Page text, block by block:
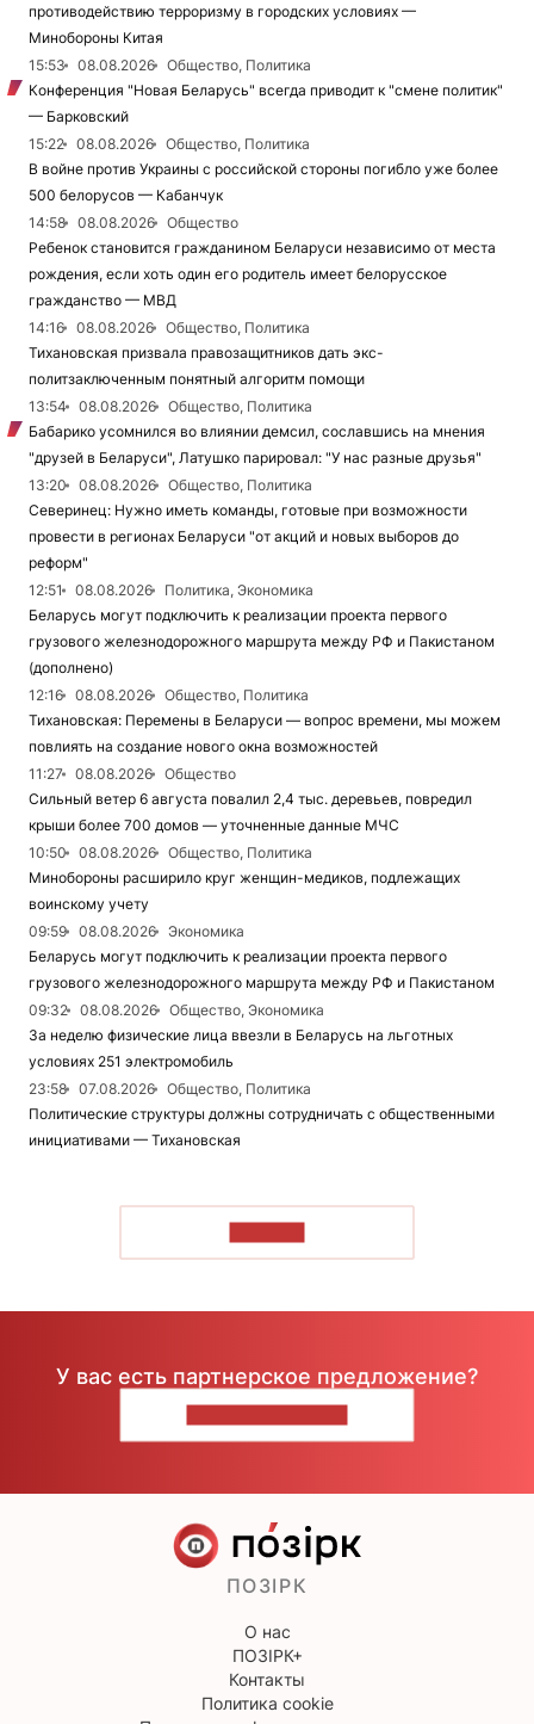
противодействию терроризму в городских условиях —
Минобороны Китая
15:53
08.08.2026
Общество, Политика
Конференция "Новая Беларусь" всегда приводит к "смене политик"
— Барковский
15:22
08.08.2026
Общество, Политика
В войне против Украины с российской стороны погибло уже более
500 белорусов — Кабанчук
14:58
08.08.2026
Общество
Ребенок становится гражданином Беларуси независимо от места
рождения, если хоть один его родитель имеет белорусское
гражданство — МВД
14:16
08.08.2026
Общество, Политика
Тихановская призвала правозащитников дать экс-
политзаключенным понятный алгоритм помощи
13:54
08.08.2026
Общество, Политика
Бабарико усомнился во влиянии демсил, сославшись на мнения
"друзей в Беларуси", Латушко парировал: "У нас разные друзья"
13:20
08.08.2026
Общество, Политика
Северинец: Нужно иметь команды, готовые при возможности
провести в регионах Беларуси "от акций и новых выборов до
реформ"
12:51
08.08.2026
Политика, Экономика
Беларусь могут подключить к реализации проекта первого
грузового железнодорожного маршрута между РФ и Пакистаном
(дополнено)
12:16
08.08.2026
Общество, Политика
Тихановская: Перемены в Беларуси — вопрос времени, мы можем
повлиять на создание нового окна возможностей
11:27
08.08.2026
Общество
Сильный ветер 6 августа повалил 2,4 тыс. деревьев, повредил
крыши более 700 домов — уточненные данные МЧС
10:50
08.08.2026
Общество, Политика
Минобороны расширило круг женщин-медиков, подлежащих
воинскому учету
09:59
08.08.2026
Экономика
Беларусь могут подключить к реализации проекта первого
грузового железнодорожного маршрута между РФ и Пакистаном
09:32
08.08.2026
Общество, Экономика
За неделю физические лица ввезли в Беларусь на льготных
условиях 251 электромобиль
23:58
07.08.2026
Общество, Политика
Политические структуры должны сотрудничать с общественными
инициативами — Тихановская
У вас есть партнерское предложение?
ПОЗІРК
О нас
ПОЗІРК+
Контакты
Политика cookie